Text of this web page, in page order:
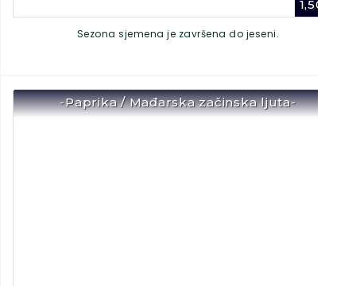
1,50
Sezona sjemena je završena do jeseni.
-Paprika / Mađarska začinska ljuta-